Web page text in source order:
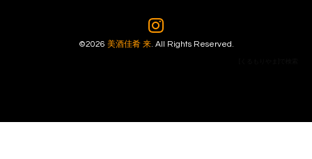
©2026 美酒佳肴 来. All Rights Reserved.